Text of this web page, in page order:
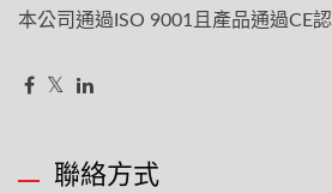
本公司通過ISO 9001且產品通過CE
聯絡方式